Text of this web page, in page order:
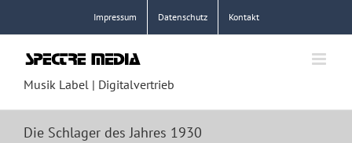
springen
Impressum Datenschutz Kontakt
Musik Label | Digitalvertrieb
Die Schlager des Jahres 1930